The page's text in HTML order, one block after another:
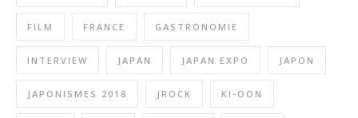
FILM FRANCE GASTRONOMIE
INTERVIEW JAPAN JAPAN EXPO JAPON
JAPONISMES 2018 JROCK KI-OON